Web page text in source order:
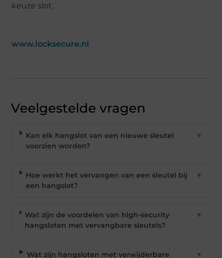
keuze slot.
www.locksecure.nl
Veelgestelde vragen
Kan elk hangslot van een nieuwe sleutel
voorzien worden?
▼
Hoe werkt het vervangen van een sleutel bij
een hangslot?
▼
Wat zijn de voordelen van high-security
hangsloten met vervangbare sleutels?
▼
Wat zijn hangsloten met verwijderbare ▼